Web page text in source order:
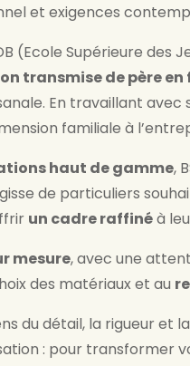
et exigences
(Ecole Supérieure des
transmise de père en
En travaillant avec
familiale à
haut de gamme,
de particuliers
un cadre raffinéà
mesure, avec une
des matériaux et au
du détail, la rigueur et
: pour transformer